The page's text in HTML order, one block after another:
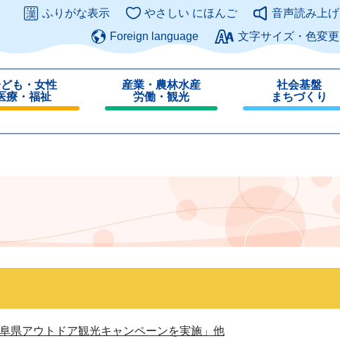
このページの本文へ
ふりがな表示 やさしい にほんご
音声読み上げ
Foreign language
文字サイズ・色変更
も・女性
療・福祉
産業・農林水産
労働・観光
じ
社会基盤
まちづくり
じ
県アウトドア観光キャンペーンを実施」他